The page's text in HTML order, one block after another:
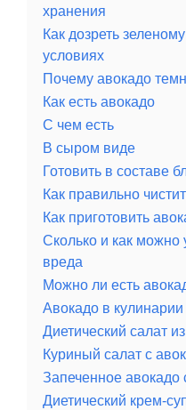
хранения
Как дозреть
условиях
Почему авокадо
Как есть авокадо
С чем есть
В сыром виде
Готовить в составе
Как правильно
Как приготовить
Сколько и как можно
вреда
Можно ли есть
Авокадо в кулинарии
Диетический салат
Куриный салат с
Запеченное
Диетический крем-